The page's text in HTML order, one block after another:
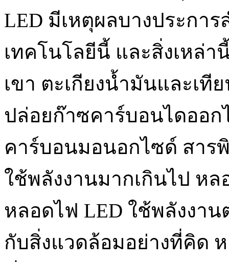
LED มีเหตุผลบางประกา
เทคโนโลยีนี้ และสิ่งเหล่
เขา ตะเกียงน้ำมันและเที
ปล่อยก๊าซคาร์บอนไดออ
คาร์บอนมอนอกไซด์ สาร
ใช้พลังงานมากเกินไป ห
หลอดไฟ LED ใช้พลังงา
กับสิ่งแวดล้อมอย่างที่คิด